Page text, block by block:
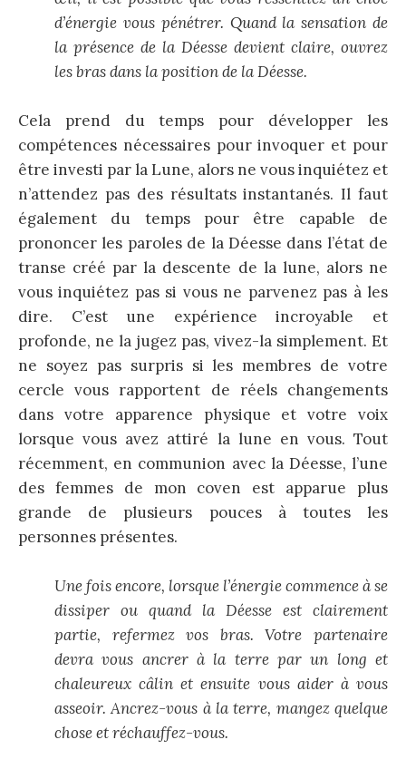
d’énergie vous pénétrer. Quand la sensation de
la présence de la Déesse devient claire, ouvrez
les bras dans la position de la Déesse.
Cela prend du temps pour développer les
compétences nécessaires pour invoquer et pour
être investi par la Lune, alors ne vous inquiétez et
n’attendez pas des résultats instantanés. Il faut
également du temps pour être capable de
prononcer les paroles de la Déesse dans l’état de
transe créé par la descente de la lune, alors ne
vous inquiétez pas si vous ne parvenez pas à les
dire. C’est une expérience incroyable et
profonde, ne la jugez pas, vivez-la simplement. Et
ne soyez pas surpris si les membres de votre
cercle vous rapportent de réels changements
dans votre apparence physique et votre voix
lorsque vous avez attiré la lune en vous. Tout
récemment, en communion avec la Déesse, l’une
des femmes de mon coven est apparue plus
grande de plusieurs pouces à toutes les
personnes présentes.
Une fois encore, lorsque l’énergie commence à se
dissiper ou quand la Déesse est clairement
partie, refermez vos bras. Votre partenaire
devra vous ancrer à la terre par un long et
chaleureux câlin et ensuite vous aider à vous
asseoir. Ancrez-vous à la terre, mangez quelque
chose et réchauffez-vous.